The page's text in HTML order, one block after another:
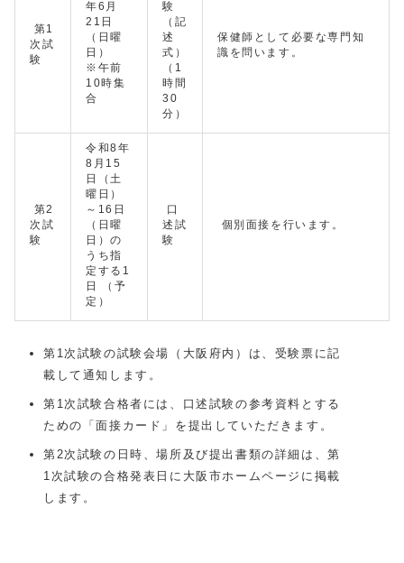
第1
次試
験
年6月
21日
（日曜
日）
※午前
10時集
合
験
（記
述
式）
（1
時間
30
分）
保健師として必要な専門知
識を問います。
第2
次試
験
令和8年
8月15
日（土
曜日）
～16日
（日曜
日）の
うち指
定する1
日 （予
定）
口
述試
験
個別面接を行います。
第1次試験の試験会場（大阪府内）は、受験票に記
載して通知します。
第1次試験合格者には、口述試験の参考資料とする
ための「面接カード」を提出していただきます。
第2次試験の日時、場所及び提出書類の詳細は、第
1次試験の合格発表日に大阪市ホームページに掲載
します。